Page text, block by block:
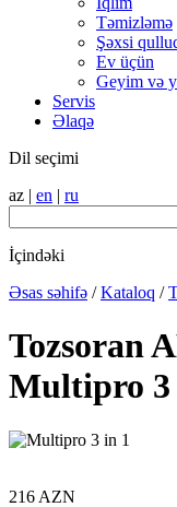
Təmizləmə
Şəxsi
Ev üçün
Geyim və
Servis
Əlaqə
Dil seçimi
az | en | ru
İçindəki
Əsas səhifə /Kataloq /
Tozsoran
Multipro 3
216 AZN